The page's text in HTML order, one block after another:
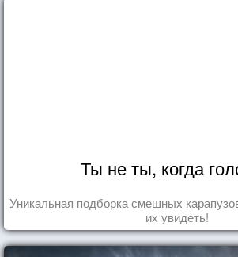
Ты не ты, когда
Уникальная подборка смешных
их увидеть!